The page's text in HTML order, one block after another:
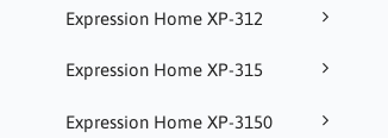
Expression Home XP-312
Expression Home XP-315
Expression Home XP-3150